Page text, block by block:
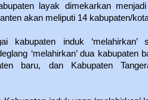
layak dimekarkan
akan meliputi 14 kabupaten/
kabupaten induk ‘melahirkan’
‘melahirkan’ dua kabupaten
baru, dan Kabupaten